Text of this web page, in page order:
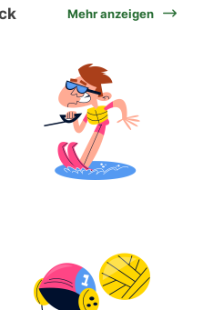
Mehr anzeigen